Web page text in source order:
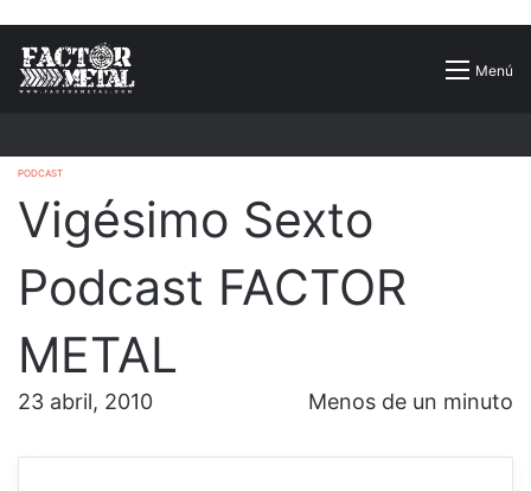
Menú
Buscar
PODCAST
Vigésimo Sexto
Podcast FACTOR
METAL
23 abril, 2010 Menos de un minuto